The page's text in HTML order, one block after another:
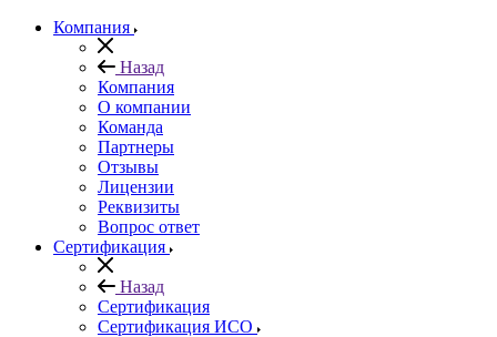
Компания
Назад
Компания
О компании
Команда
Партнеры
Отзывы
Лицензии
Реквизиты
Вопрос ответ
Сертификация
Назад
Сертификация
Сертификация ИСО